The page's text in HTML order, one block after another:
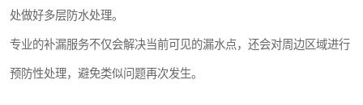
处做好多层防水处理。
专业的补漏服务不仅会解决当前可见的漏水点，还会对周边区域进行
预防性处理，避免类似问题再次发生。